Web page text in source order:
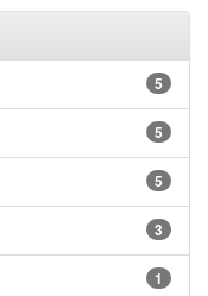
5
5
5
3
1